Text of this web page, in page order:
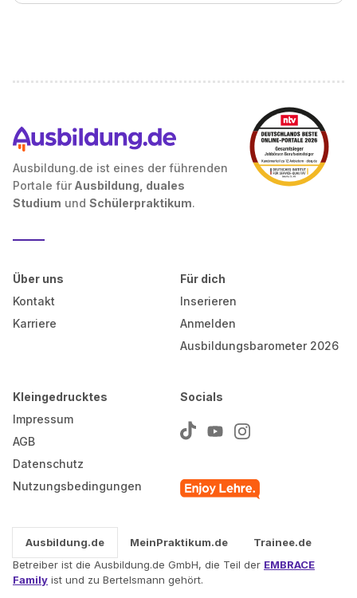
Ausbildung.de ist eines der führenden
Portale für Ausbildung, duales
Studium und Schülerpraktikum.
Über uns
Kontakt
Karriere
Für dich
Inserieren
Anmelden
Ausbildungsbarometer 2026
Kleingedrucktes
Impressum
AGB
Datenschutz
Nutzungsbedingungen
Socials
Ausbildung.de MeinPraktikum.de
Trainee.de
Betreiber ist die Ausbildung.de GmbH, die Teil der EMBRACE
Family ist und zu Bertelsmann gehört.